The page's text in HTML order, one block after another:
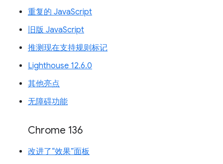
重复的 JavaScript
旧版 JavaScript
推测现在支持规则标记
Lighthouse 12.6.0
其他亮点
无障碍功能
Chrome 136
改进了“效果”面板